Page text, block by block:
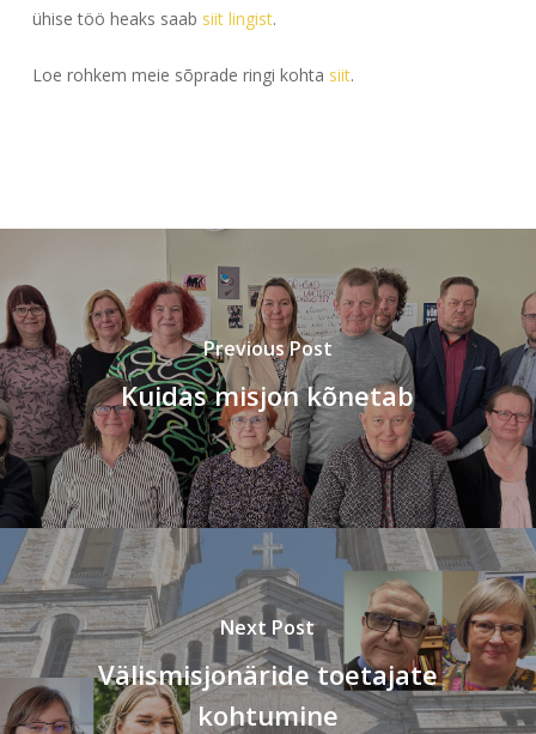
ühise töö heaks saab siit lingist.
Loe rohkem meie sõprade ringi kohta siit.
Previous Post
Kuidas misjon kõnetab
Next Post
Välismisjonäride toetajate
kohtumine